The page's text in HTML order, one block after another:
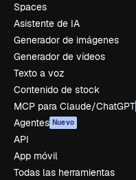
Spaces
Asistente de IA
Generador de imágenes
Generador de vídeos
Texto a voz
Contenido de stock
MCP para Claude/ChatGPT
Agentes Nuevo
API
App móvil
Todas las herramientas